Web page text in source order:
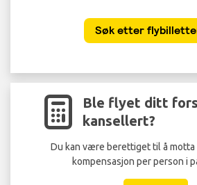
Ble flyet ditt
kansellert?
Du kan være berettiget til å motta
kompensasjon per person i